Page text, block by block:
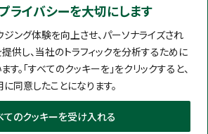
ライバシーを大切にします
ング体験を向上させ、パーソナライズされ
供し、当社のトラフィックを分析するために
。「すべてのクッキーを」をクリックすると、
同意したことになります。
てのクッキーを受け入れる